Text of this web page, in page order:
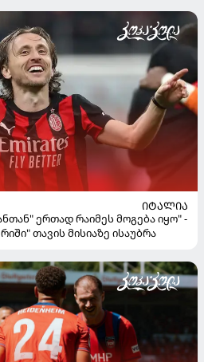
ᲘᲢᲐᲚᲘᲐ
ერთად რაიმეს მოგება იყო" -
თავის მისიაზე ისაუბრა